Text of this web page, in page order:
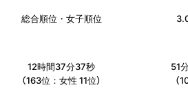
総合順位・女子順位
12時間37分37秒
（163位：女性 11位）
51
（